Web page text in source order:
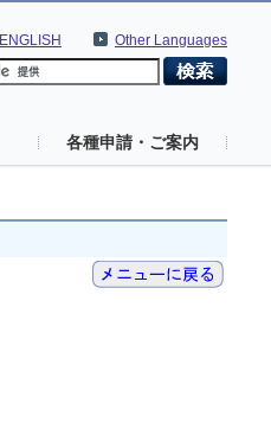
Other Languages
ENGLISH
各種申請・ご案内